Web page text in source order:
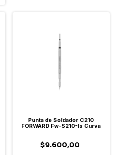
Punta de Soldador C210
FORWARD Fw-S210-Is Curva
$9.600,00